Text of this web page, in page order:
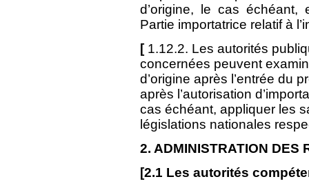
d’origine, le cas
Partie importatrice relatif à
[ 1.12.2. Les autorités
concernées peuvent
d’origine après l’entrée du
après l’autorisation
cas échéant, appliquer les
législations nationales
2. ADMINISTRATION DES
[2.1 Les autorités